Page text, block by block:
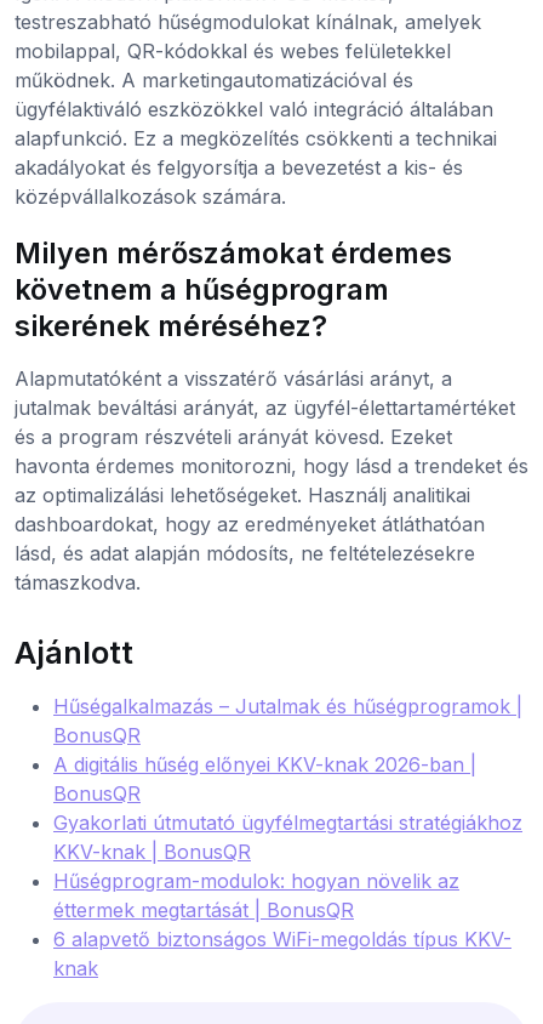
testreszabható hűségmodulokat kínálnak, amelyek
mobilappal, QR-kódokkal és webes felületekkel
működnek. A marketingautomatizációval és
ügyfélaktiváló eszközökkel való integráció általában
alapfunkció. Ez a megközelítés csökkenti a technikai
akadályokat és felgyorsítja a bevezetést a kis- és
középvállalkozások számára.
Milyen mérőszámokat érdemes
követnem a hűségprogram
sikerének méréséhez?
Alapmutatóként a visszatérő vásárlási arányt, a
jutalmak beváltási arányát, az ügyfél-élettartamértéket
és a program részvételi arányát kövesd. Ezeket
havonta érdemes monitorozni, hogy lásd a trendeket és
az optimalizálási lehetőségeket. Használj analitikai
dashboardokat, hogy az eredményeket átláthatóan
lásd, és adat alapján módosíts, ne feltételezésekre
támaszkodva.
Ajánlott
Hűségalkalmazás – Jutalmak és hűségprogramok |
BonusQR
A digitális hűség előnyei KKV-knak 2026-ban |
BonusQR
Gyakorlati útmutató ügyfélmegtartási stratégiákhoz
KKV-knak | BonusQR
Hűségprogram-modulok: hogyan növelik az
éttermek megtartását | BonusQR
6 alapvető biztonságos WiFi-megoldás típus KKV-
knak